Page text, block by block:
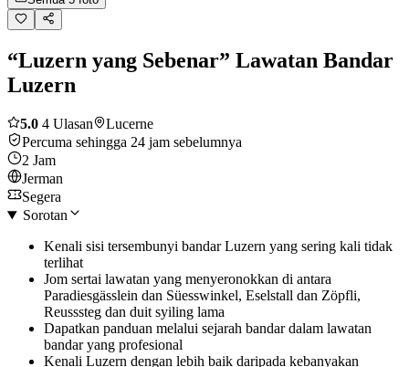
“Luzern yang Sebenar” Lawatan Bandar
Luzern
5.0 4 Ulasan
Lucerne
Percuma sehingga 24 jam sebelumnya
2 Jam
Jerman
Segera
Sorotan
Kenali sisi tersembunyi bandar Luzern yang sering kali tidak
terlihat
Jom sertai lawatan yang menyeronokkan di antara
Paradiesgässlein dan Süesswinkel, Eselstall dan Zöpfli,
Reusssteg dan duit syiling lama
Dapatkan panduan melalui sejarah bandar dalam lawatan
bandar yang profesional
Kenali Luzern dengan lebih baik daripada kebanyakan